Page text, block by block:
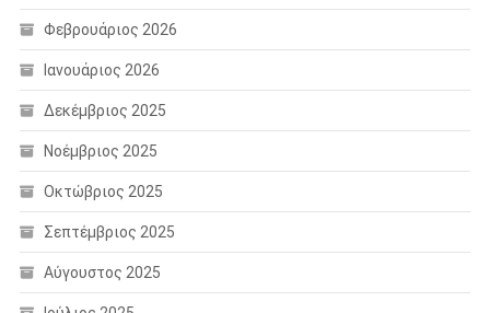
Φεβρουάριος 2026
Ιανουάριος 2026
Δεκέμβριος 2025
Νοέμβριος 2025
Οκτώβριος 2025
Σεπτέμβριος 2025
Αύγουστος 2025